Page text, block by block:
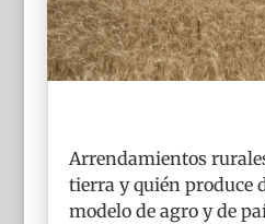
Arrendamientos
tierra y quién produce
modelo de agro y de